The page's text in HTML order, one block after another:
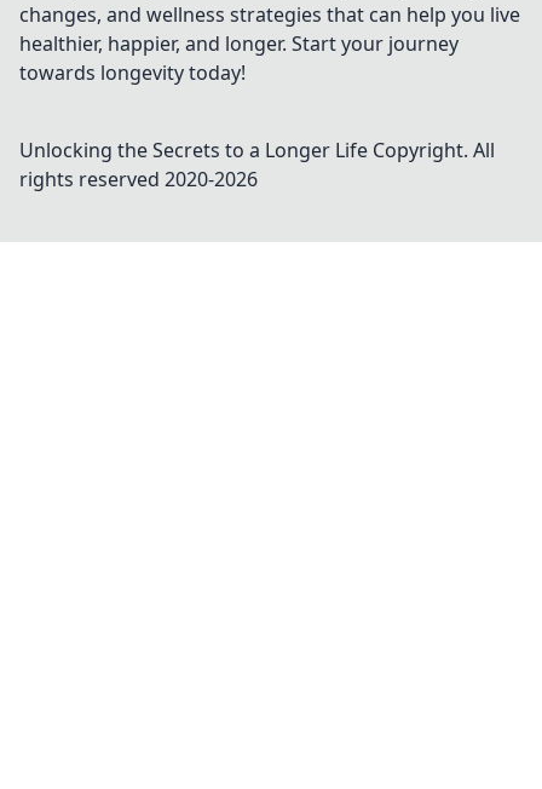
changes, and wellness strategies that can help you live
healthier, happier, and longer. Start your journey
towards longevity today!
Unlocking the Secrets to a Longer Life Copyright. All
rights reserved 2020-2026